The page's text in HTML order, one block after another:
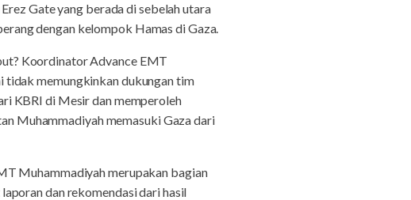
Gate yang berada di sebelah utara
dengan kelompok Hamas di Gaza.
Koordinator Advance EMT
tidak memungkinkan dukungan tim
KBRI di Mesir dan memperoleh
Muhammadiyah memasuki Gaza dari
Muhammadiyah merupakan bagian
dan rekomendasi dari hasil